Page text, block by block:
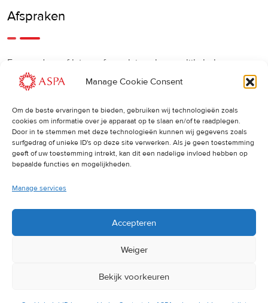
Manage Cookie Consent
Om de beste ervaringen te bieden, gebruiken wij technologieën zoals
cookies om informatie over je apparaat op te slaan en/of te raadplegen.
Door in te stemmen met deze technologieën kunnen wij gegevens zoals
surfgedrag of unieke ID's op deze site verwerken. Als je geen toestemming
geeft of uw toestemming intrekt, kan dit een nadelige invloed hebben op
bepaalde functies en mogelijkheden.
Manage services
Accepteren
Weiger
Bekijk voorkeuren
Afspraken
Een eerdere of latere afspraak is ook mogelijk, bel ons
gerust.
Cancellations:
Indien u een afspraak wilt wijzigen of annuleren, vragen wij
u dit 24 uur van tevoren door te geven. Anders worden de
© 2025 ASPA Direct